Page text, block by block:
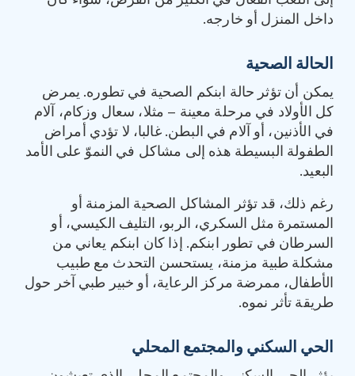
داخل المنزل أو خارجه.
الحالة الصحية
يمكن أن تؤثر حالة ابنكم الصحية في تطوره. يمرض
كل الأولاد في مرحلة معينة – مثلا، سعال وزكام، آلام
في الأذنين، أو آلام في البطن. غالبا، لا تؤدي أمراض
الطفولة البسيطة هذه إلى مشاكل في النموّ على الأمد
البعيد.
رغم ذلك، قد تؤثر المشاكل الصحية المزمنة أو
المستمرة مثل السكري، الربو، التليف الكيسي، أو
السرطان في تطور ابنكم. إذا كان ابنكم يعاني من
مشكلة طبية مزمنة، يستحسن التحدث مع طبيب
الأطفال، ممرضة مركز الرعاية، أو خبير طبي آخر حول
طريقة تأثر نموه.
الحي السكني والمجتمع المحلي